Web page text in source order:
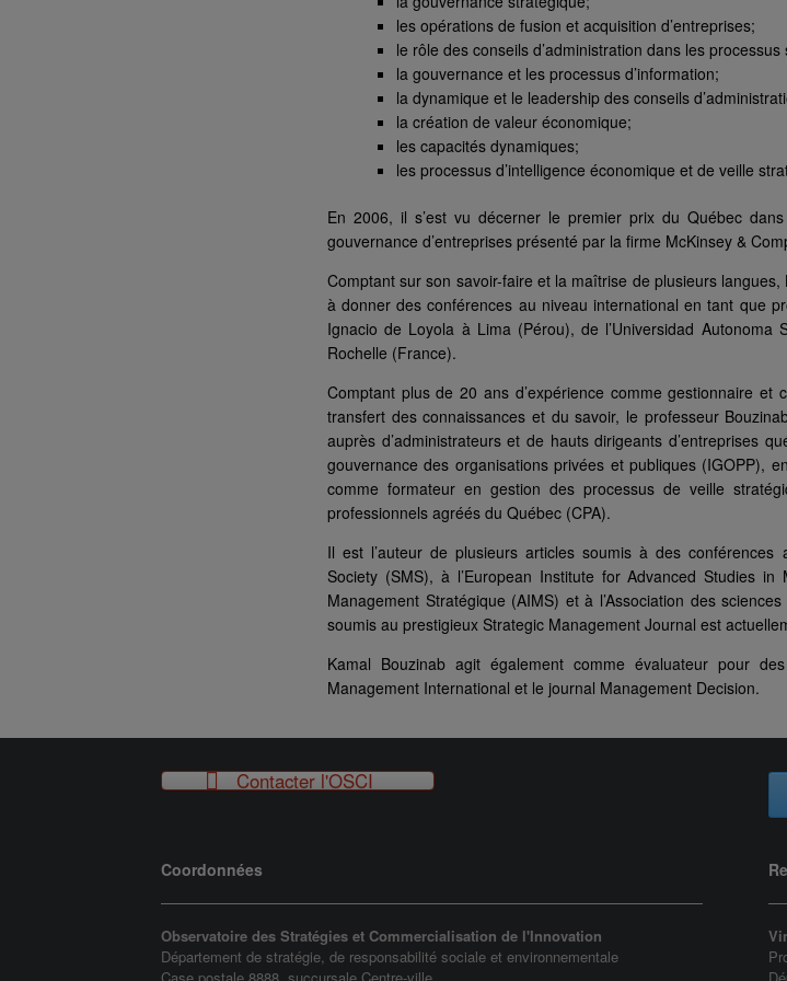
les opérations de fusion et acquisition d’entreprises;
le rôle des conseils d’administration dans les processus
la gouvernance et les processus d’information;
la dynamique et le leadership des conseils
la création de valeur économique;
les capacités dynamiques;
les processus d’intelligence économique et de veille
En 2006, il s’est vu décerner le premier prix du Québec
gouvernance d’entreprises présenté par la firme McKinsey &
Comptant sur son savoir-faire et la maîtrise de plusieurs
à donner des conférences au niveau international en tant que
Ignacio de Loyola à Lima (Pérou), de l’Universidad
Rochelle (France).
Comptant plus de 20 ans d’expérience comme gestionnaire
transfert des connaissances et du savoir, le professeur
auprès d’administrateurs et de hauts dirigeants d’entreprises
gouvernance des organisations privées et publiques (IGOPP),
comme formateur en gestion des processus de veille
professionnels agréés du Québec (CPA).
Il est l’auteur de plusieurs articles soumis à des
Society (SMS), à l’European Institute for Advanced Studies in
Management Stratégique (AIMS) et à l’Association des
soumis au prestigieux Strategic Management Journal est
Kamal Bouzinab agit également comme évaluateur pour
Management International et le journal Management Decision.
Contacter l'OSCI
Coordonnées
Observatoire des Stratégies et Commercialisation de l'Innovation
Département de stratégie, de responsabilité sociale et environnementale